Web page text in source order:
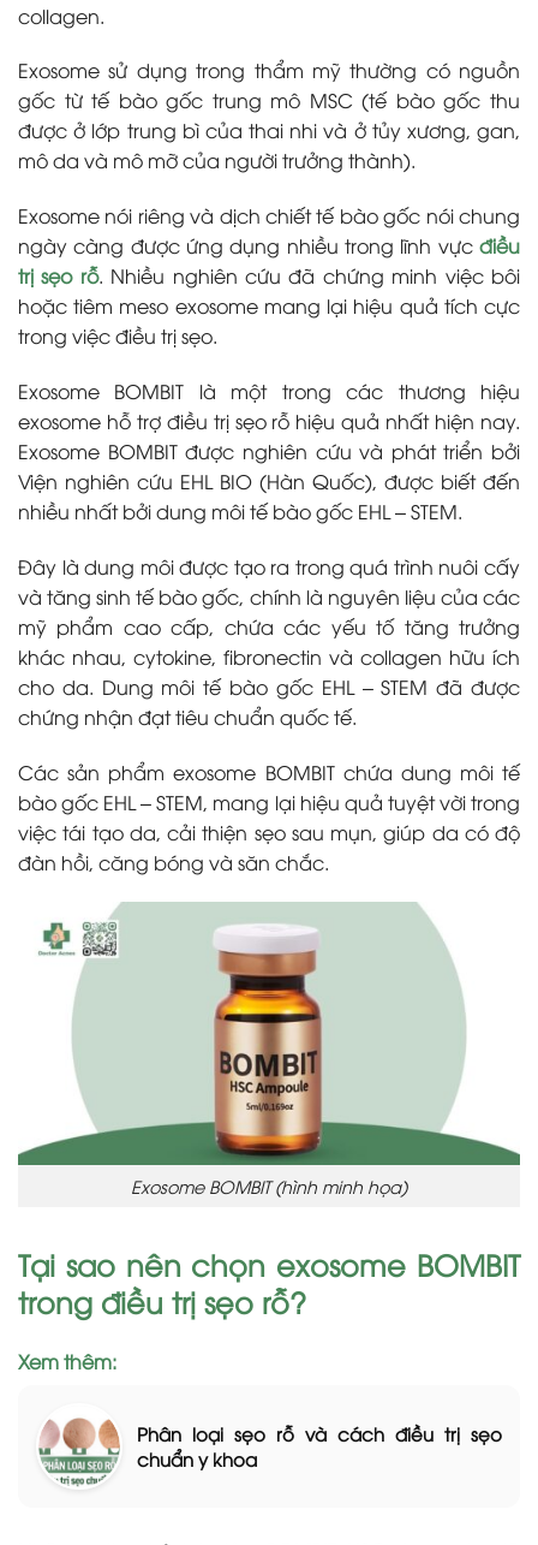
collagen.
Exosome sử dụng trong thẩm mỹ thường có nguồn
gốc từ tế bào gốc trung mô MSC (tế bào gốc thu
được ở lớp trung bì của thai nhi và ở tủy xương, gan,
mô da và mô mỡ của người trưởng thành).
Exosome nói riêng và dịch chiết tế bào gốc nói chung
ngày càng được ứng dụng nhiều trong lĩnh vực điều
trị sẹo rỗ. Nhiều nghiên cứu đã chứng minh việc bôi
hoặc tiêm meso exosome mang lại hiệu quả tích cực
trong việc điều trị sẹo.
Exosome BOMBIT là một trong các thương hiệu
exosome hỗ trợ điều trị sẹo rỗ hiệu quả nhất hiện nay.
Exosome BOMBIT được nghiên cứu và phát triển bởi
Viện nghiên cứu EHL BIO (Hàn Quốc), được biết đến
nhiều nhất bởi dung môi tế bào gốc EHL – STEM.
Đây là dung môi được tạo ra trong quá trình nuôi cấy
và tăng sinh tế bào gốc, chính là nguyên liệu của các
mỹ phẩm cao cấp, chứa các yếu tố tăng trưởng
khác nhau, cytokine, fibronectin và collagen hữu ích
cho da. Dung môi tế bào gốc EHL – STEM đã được
chứng nhận đạt tiêu chuẩn quốc tế.
Các sản phẩm exosome BOMBIT chứa dung môi tế
bào gốc EHL – STEM, mang lại hiệu quả tuyệt vời trong
việc tái tạo da, cải thiện sẹo sau mụn, giúp da có độ
đàn hồi, căng bóng và săn chắc.
Exosome BOMBIT (hình minh họa)
Tại sao nên chọn exosome BOMBIT
trong điều trị sẹo rỗ?
Xem thêm:
Phân loại sẹo rỗ và cách điều trị sẹo
chuẩn y khoa